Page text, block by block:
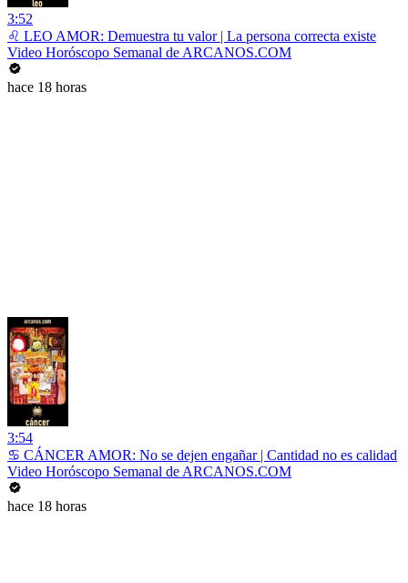
3:52
♌ LEO AMOR: Demuestra tu valor | La persona correcta existe
Video Horóscopo Semanal de ARCANOS.COM
hace 18 horas
3:54
♋ CÁNCER AMOR: No se dejen engañar | Cantidad no es calidad
Video Horóscopo Semanal de ARCANOS.COM
hace 18 horas